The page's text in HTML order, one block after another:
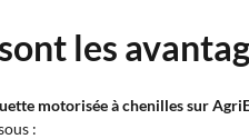
les
motorisée à chenilles sur
: